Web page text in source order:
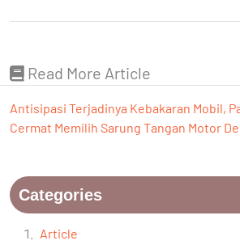
Read More Article
Antisipasi Terjadinya Kebakaran Mobil,
Cermat Memilih Sarung Tangan Motor
Categories
Article